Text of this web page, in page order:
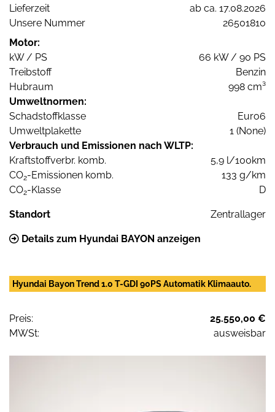
Lieferzeit
ab ca. 17.08.2026
Unsere Nummer
26501810
Motor:
kW / PS
66 kW / 90 PS
Treibstoff
Benzin
Hubraum
998 cm³
Umweltnormen:
Schadstoffklasse
Euro6
Umweltplakette
1 (None)
Verbrauch und Emissionen nach WLTP:
Kraftstoffverbr. komb.
5,9 l/100km
CO2-Emissionen komb.
133 g/km
CO2-Klasse D
Standort Zentrallager
Details zum Hyundai BAYON anzeigen
Hyundai Bayon Trend 1.0 T-GDI 90PS Automatik Klimaauto.
Preis:
25.550,00 €
MWSt:
ausweisbar